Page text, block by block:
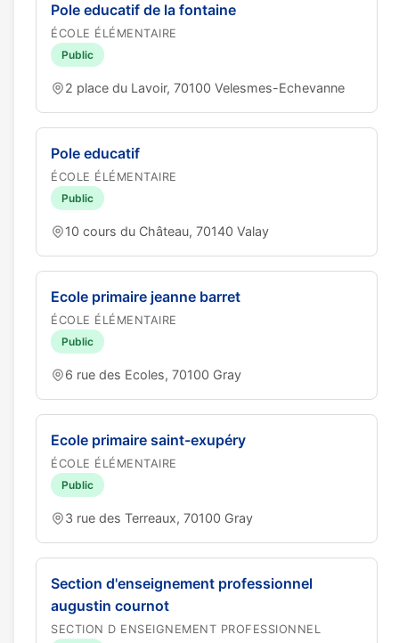
Pole educatif de la fontaine
ÉCOLE ÉLÉMENTAIRE
Public
2 place du Lavoir, 70100 Velesmes-Echevanne
Pole educatif
ÉCOLE ÉLÉMENTAIRE
Public
10 cours du Château, 70140 Valay
Ecole primaire jeanne barret
ÉCOLE ÉLÉMENTAIRE
Public
6 rue des Ecoles, 70100 Gray
Ecole primaire saint-exupéry
ÉCOLE ÉLÉMENTAIRE
Public
3 rue des Terreaux, 70100 Gray
Section d'enseignement professionnel
augustin cournot
SECTION D ENSEIGNEMENT PROFESSIONNEL